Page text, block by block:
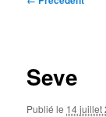
Seve
Publié le 14 juillet